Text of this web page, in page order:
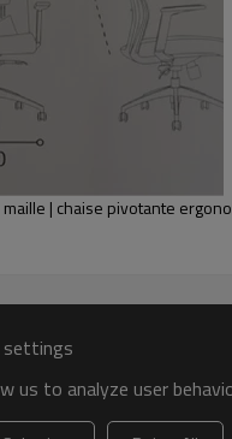
* H92CM
carton
/ 13 kg
avant le chargement.
| chaise pivotante
settings
us to analyze user